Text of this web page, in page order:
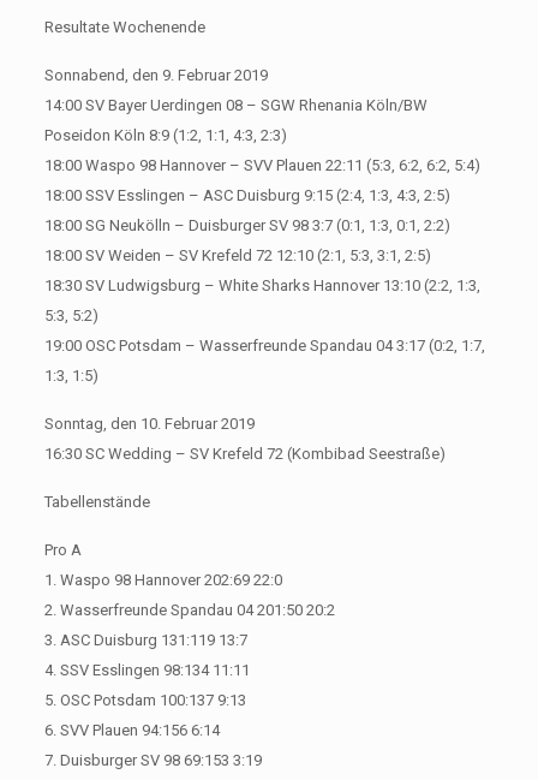
Resultate Wochenende
Sonnabend, den 9. Februar 2019
14:00 SV Bayer Uerdingen 08 – SGW Rhenania Köln/BW
Poseidon Köln 8:9 (1:2, 1:1, 4:3, 2:3)
18:00 Waspo 98 Hannover – SVV Plauen 22:11 (5:3, 6:2, 6:2, 5:4)
18:00 SSV Esslingen – ASC Duisburg 9:15 (2:4, 1:3, 4:3, 2:5)
18:00 SG Neukölln – Duisburger SV 98 3:7 (0:1, 1:3, 0:1, 2:2)
18:00 SV Weiden – SV Krefeld 72 12:10 (2:1, 5:3, 3:1, 2:5)
18:30 SV Ludwigsburg – White Sharks Hannover 13:10 (2:2, 1:3,
5:3, 5:2)
19:00 OSC Potsdam – Wasserfreunde Spandau 04 3:17 (0:2, 1:7,
1:3, 1:5)
Sonntag, den 10. Februar 2019
16:30 SC Wedding – SV Krefeld 72 (Kombibad Seestraße)
Tabellenstände
Pro A
1. Waspo 98 Hannover 202:69 22:0
2. Wasserfreunde Spandau 04 201:50 20:2
3. ASC Duisburg 131:119 13:7
4. SSV Esslingen 98:134 11:11
5. OSC Potsdam 100:137 9:13
6. SVV Plauen 94:156 6:14
7. Duisburger SV 98 69:153 3:19